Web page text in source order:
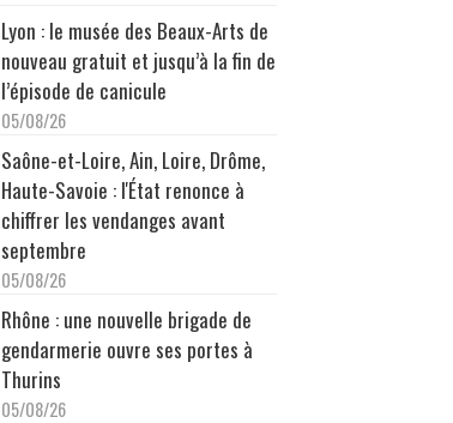
Lyon : le musée des Beaux-Arts de
nouveau gratuit et jusqu’à la fin de
l’épisode de canicule
05/08/26
Saône-et-Loire, Ain, Loire, Drôme,
Haute-Savoie : l'État renonce à
chiffrer les vendanges avant
septembre
05/08/26
Rhône : une nouvelle brigade de
gendarmerie ouvre ses portes à
Thurins
05/08/26